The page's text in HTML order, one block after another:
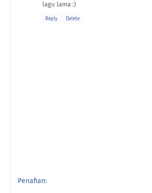
lagu lama :)
Reply Delete
Penafian: